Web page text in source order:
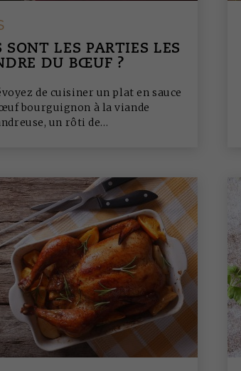
SONT LES PARTIES LES
DU BŒUF ?
de cuisiner un plat en sauce
bourguignon à la viande
un rôti de...